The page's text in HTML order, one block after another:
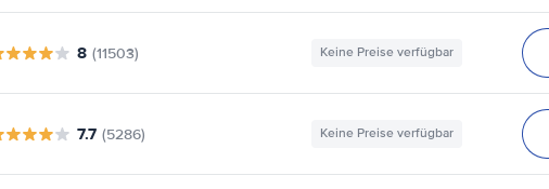
8 (11503) Keine Preise verfügbar
7.7 (5286) Keine Preise verfügbar